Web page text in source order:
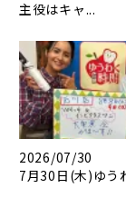
主役はキャ...
2026/07/30
7月30日(木)ゆう